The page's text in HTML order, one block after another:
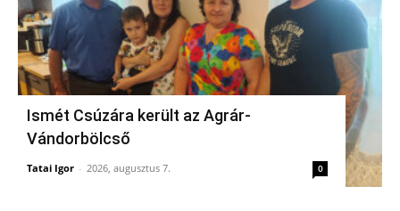
Ismét Csúzára került az Agrár-
Vándorbölcső
Tatai Igor - 2026, augusztus 7. 0